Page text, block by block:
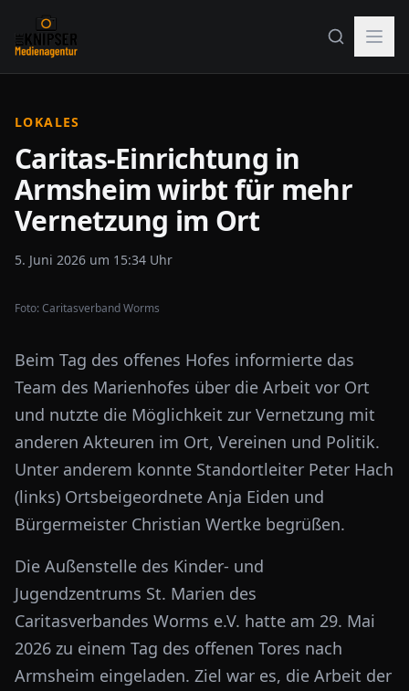
LOKALES
Caritas-Einrichtung in
Armsheim wirbt für mehr
Vernetzung im Ort
5. Juni 2026 um 15:34 Uhr
Foto:Caritasverband Worms
Beim Tag des offenes Hofes informierte das
Team des Marienhofes über die Arbeit vor Ort
und nutzte die Möglichkeit zur Vernetzung mit
anderen Akteuren im Ort, Vereinen und Politik.
Unter anderem konnte Standortleiter Peter Hach
(links) Ortsbeigeordnete Anja Eiden und
Bürgermeister Christian Wertke begrüßen.
Die Außenstelle des Kinder- und
Jugendzentrums St. Marien des
Caritasverbandes Worms e.V. hatte am 29. Mai
2026 zu einem Tag des offenen Tores nach
Armsheim eingeladen. Ziel war es, die Arbeit der